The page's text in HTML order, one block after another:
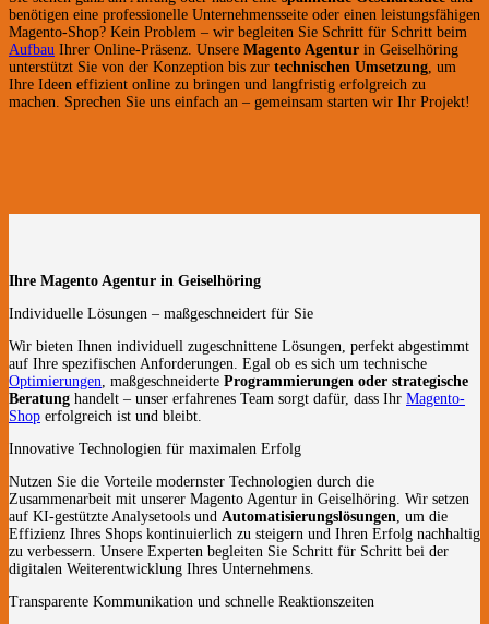
benötigen eine professionelle Unternehmensseite oder einen leistungsfähigen
Magento-Shop? Kein Problem – wir begleiten Sie Schritt für Schritt beim
Aufbau Ihrer Online-Präsenz. Unsere Magento Agentur in Geiselhöring
unterstützt Sie von der Konzeption bis zur technischen Umsetzung , um
Ihre Ideen effizient online zu bringen und langfristig erfolgreich zu
machen. Sprechen Sie uns einfach an – gemeinsam starten wir Ihr Projekt!
Ihre Magento Agentur in Geiselhöring
Individuelle Lösungen – maßgeschneidert für Sie
Wir bieten Ihnen individuell zugeschnittene Lösungen, perfekt abgestimmt
auf Ihre spezifischen Anforderungen. Egal ob es sich um technische
Optimierungen , maßgeschneiderte Programmierungen oder strategische
Beratung handelt – unser erfahrenes Team sorgt dafür, dass Ihr Magento-
Shop erfolgreich ist und bleibt.
Innovative Technologien für maximalen Erfolg
Nutzen Sie die Vorteile modernster Technologien durch die
Zusammenarbeit mit unserer Magento Agentur in Geiselhöring. Wir setzen
auf KI-gestützte Analysetools und Automatisierungslösungen , um die
Effizienz Ihres Shops kontinuierlich zu steigern und Ihren Erfolg nachhaltig
zu verbessern. Unsere Experten begleiten Sie Schritt für Schritt bei der
digitalen Weiterentwicklung Ihres Unternehmens.
Transparente Kommunikation und schnelle Reaktionszeiten